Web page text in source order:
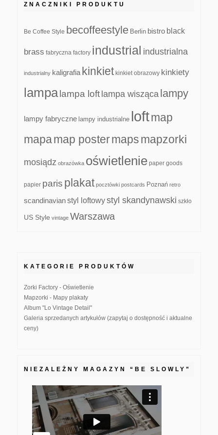
ZNACZNIKI PRODUKTU
Be Coffee Style becoffeestyle Berlin bistro black
brass fabryczna factory industrial industrialna
industrialny kaligrafia kinkiet kinkiet obrazowy kinkiety
lampa lampa loft lampa wisząca lampy
lampy fabryczne lampy industrialne loftmap
mapamap postermapsmapzorki
mosiądz obrazówka oświetlenie paper goods
papier paris plakat pocztówki postcards Poznań retro
scandinavianstyl loftowystyl skandynawski szkło
US Style vintage Warszawa
KATEGORIE PRODUKTÓW
Zorki Factory - Oświetlenie
Mapzorki - Mapy plakaty
Album "Lo Vintage Detail"
Galeria sprzedanych artykułów (zapytaj o dostępność i aktualne
ceny)
NIEZALEŻNY MAGAZYN “BE SLOWLY”